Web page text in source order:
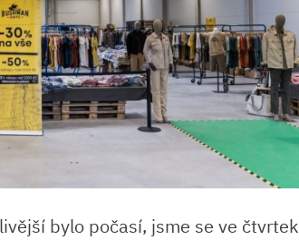
bylo počasí, jsme se ve čtvrtek